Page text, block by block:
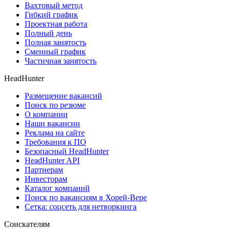
Вахтовый метод
Гибкий график
Проектная работа
Полный день
Полная занятость
Сменный график
Частичная занятость
HeadHunter
Размещение вакансий
Поиск по резюме
О компании
Наши вакансии
Реклама на сайте
Требования к ПО
Безопасный HeadHunter
HeadHunter API
Партнерам
Инвесторам
Каталог компаний
Поиск по вакансиям в Хорей-Вере
Сетка: соцсеть для нетворкинга
Соискателям